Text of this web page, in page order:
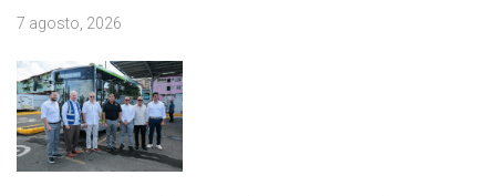
7 agosto, 2026